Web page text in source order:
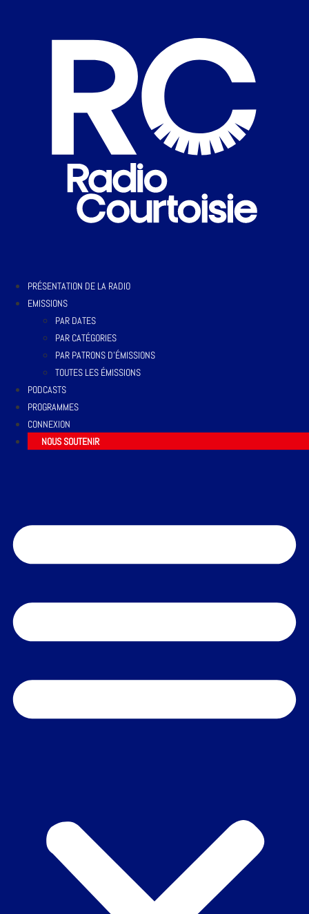
PRÉSENTATION DE LA RADIO
EMISSIONS
PAR DATES
PAR CATÉGORIES
PAR PATRONS D’ÉMISSIONS
TOUTES LES ÉMISSIONS
PODCASTS
PROGRAMMES
CONNEXION
NOUS SOUTENIR